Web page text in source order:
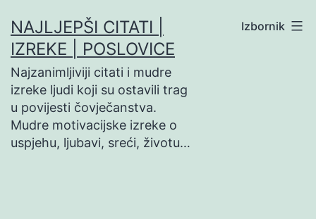
na
sadržaj
NAJLJEPŠI CITATI |
IZREKE | POSLOVICE
Najzanimljiviji citati i mudre
izreke ljudi koji su ostavili trag
u povijesti čovječanstva.
Mudre motivacijske izreke o
uspjehu, ljubavi, sreći, životu…
Izbornik